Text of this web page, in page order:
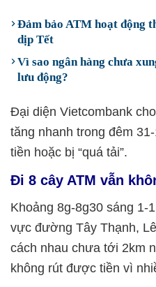
Đảm bảo ATM hoạt động
dịp Tết
Vì sao ngân hàng chưa
lưu động?
Ðại diện Vietcombank
tăng nhanh trong đêm
tiền hoặc bị “quá tải”.
Đi 8 cây ATM vẫn
Khoảng 8g-8g30 sáng 1-
vực đường Tây Thạnh,
cách nhau chưa tới 2km
không rút được tiền vì